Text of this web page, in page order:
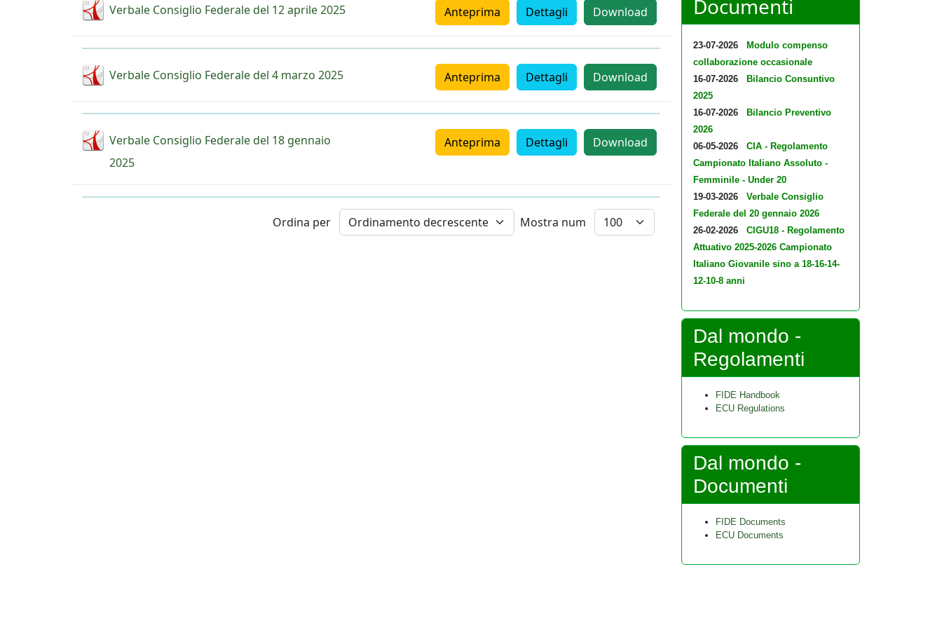
Verbale Consiglio Federale del 12 aprile 2025 Download
Dettagli
Anteprima
Verbale Consiglio Federale del 4 marzo 2025 Download
Dettagli
Anteprima
Verbale Consiglio Federale del 18 gennaio
2025
Download
Dettagli
Anteprima
Ordina per Mostra num
Documenti
23-07-2026
Modulo compenso
collaborazione occasionale
16-07-2026
Bilancio Consuntivo
2025
16-07-2026
Bilancio Preventivo
2026
06-05-2026
CIA - Regolamento
Campionato Italiano Assoluto -
Femminile - Under 20
19-03-2026
Verbale Consiglio
Federale del 20 gennaio 2026
26-02-2026
CIGU18 - Regolamento
Attuativo 2025-2026 Campionato
Italiano Giovanile sino a 18-16-14-
12-10-8 anni
Dal mondo -
Regolamenti
FIDE Handbook
ECU Regulations
Dal mondo -
Documenti
FIDE Documents
ECU Documents